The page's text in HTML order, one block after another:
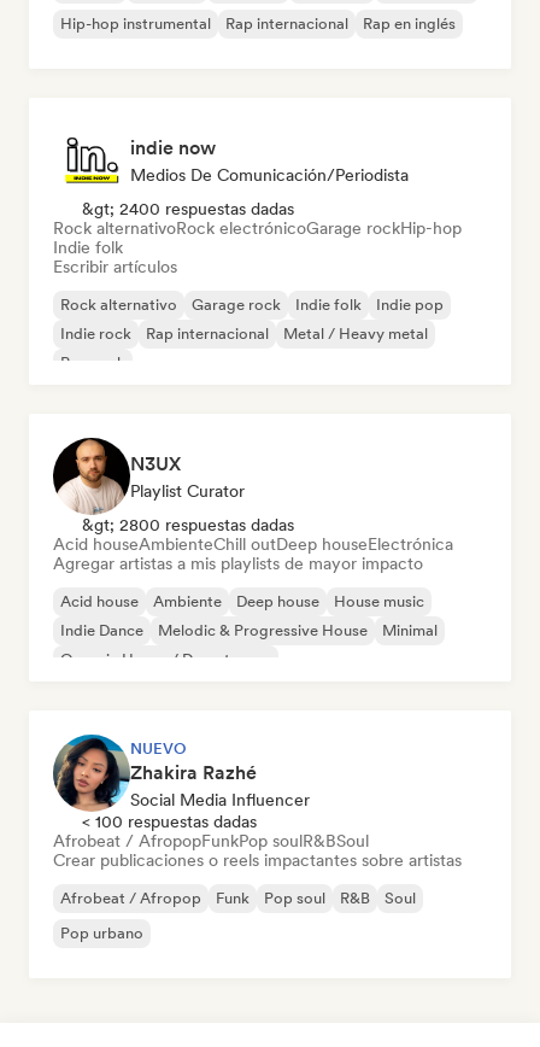
Hip-hop instrumental
Rap internacional Rap en inglés
indie now
Medios De Comunicación/Periodista
&gt; 2400 respuestas dadas
Rock alternativoRock electrónicoGarage rockHip-hop
Indie folk
Escribir artículos
Rock alternativo Garage rock Indie folk
Indie pop
Indie rock
Rap internacional
Metal / Heavy metal
Pop rock
N3UX
Playlist Curator
&gt; 2800 respuestas dadas
Acid houseAmbienteChill outDeep houseElectrónica
Agregar artistas a mis playlists de mayor impacto
Acid house Ambiente Deep house
House music
Indie Dance
Melodic & Progressive House
Minimal
Organic House / Downtempo
NUEVO
Zhakira Razhé
Social Media Influencer
< 100 respuestas dadas
Afrobeat / AfropopFunkPop soulR&BSoul
Crear publicaciones o reels impactantes sobre artistas
Afrobeat / Afropop Funk Pop soul R&B
Soul
Pop urbano